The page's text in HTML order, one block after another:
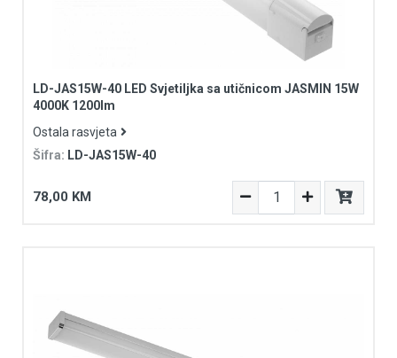
LD-JAS15W-40 LED Svjetiljka sa utičnicom JASMIN 15W
4000K 1200lm
Ostala rasvjeta
Šifra: LD-JAS15W-40
78,00 KM